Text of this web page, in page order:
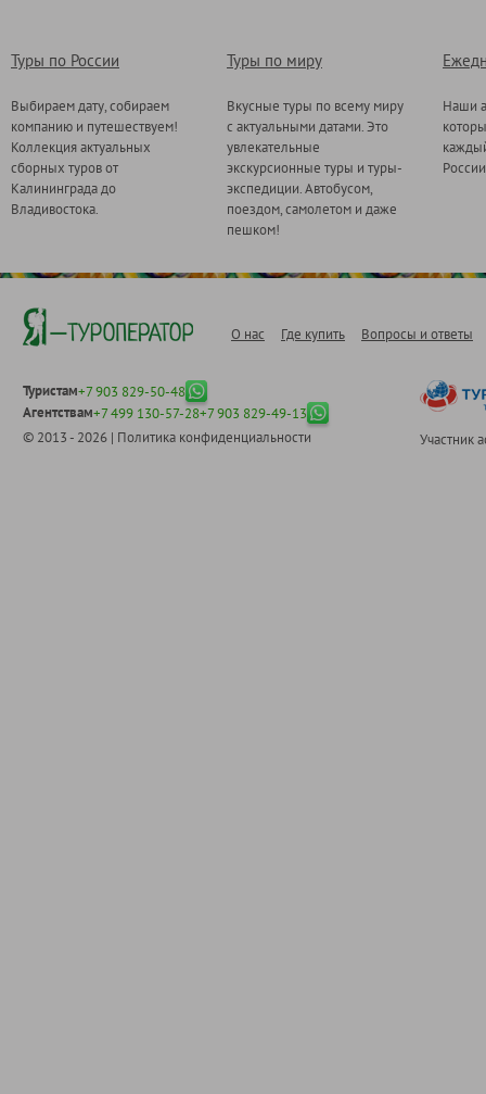
Туры по России
Выбираем дату, собираем
компанию и путешествуем!
Коллекция актуальных
сборных туров от
Калининграда до
Владивостока.
Туры по миру
Вкусные туры по всему миру
с актуальными датами. Это
увлекательные
экскурсионные туры и туры-
экспедиции. Автобусом,
поездом, самолетом и даже
пешком!
Наши
О нас Где купить Вопросы и ответы
Туристам+7 903 829-50-48
Агентствам+7 499 130-57-28+7 903 829-49-13
© 2013 - 2026 | Политика конфиденциальности Участник